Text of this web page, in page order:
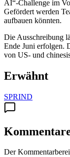
AI“-Challenge im
Gefördert werden
aufbauen könnten.
Die Ausschreibung
Ende Juni erfolgen.
von US- und
Erwähnt
SPRIND
Der